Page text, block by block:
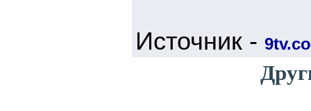
Источник -